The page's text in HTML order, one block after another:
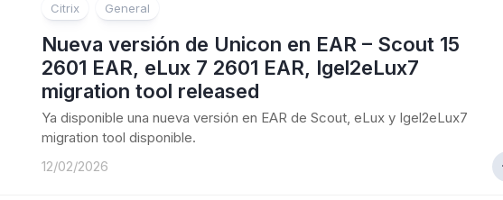
Citrix General
Nueva versión de Unicon en EAR – Scout 15
2601 EAR, eLux 7 2601 EAR, Igel2eLux7
migration tool released
Ya disponible una nueva versión en EAR de Scout, eLux y Igel2eLux7
migration tool disponible.
12/02/2026